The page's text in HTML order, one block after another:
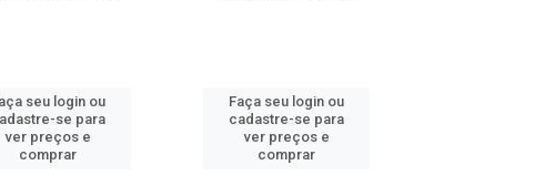
seu login ou
se para
ver preços e
comprar
Faça seu login ou
cadastre-se para
ver preços e
comprar